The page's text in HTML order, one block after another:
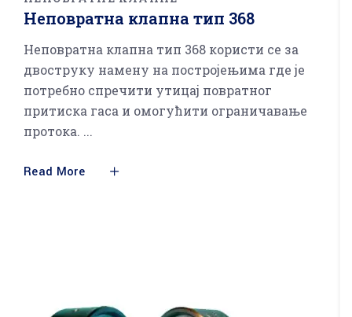
Неповратна клапна тип 368
Неповратна клапна тип 368 користи се за
двоструку намену на постројењима где је
потребно спречити утицај повратног
притиска гаса и омогућити ограничавање
протока.
Read More